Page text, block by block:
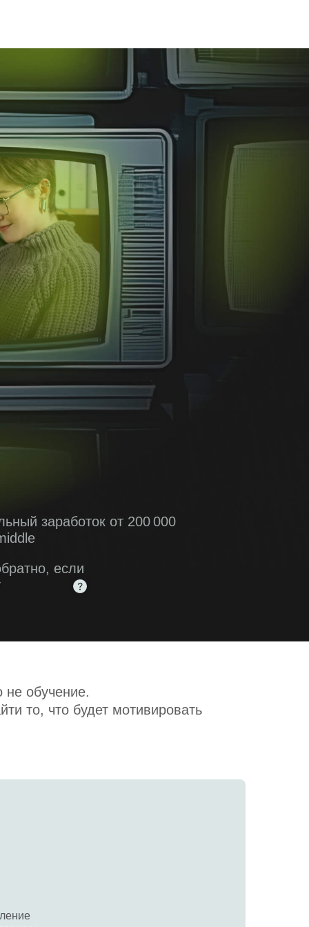
заработок от 200 000
если
обучение.
то, что будет мотивировать